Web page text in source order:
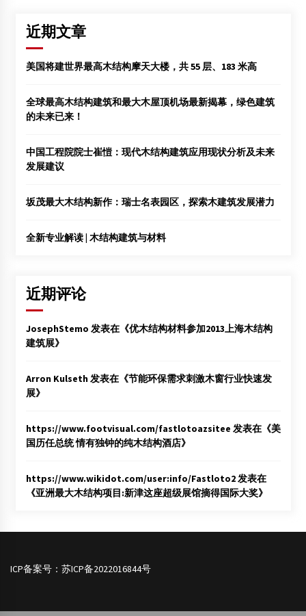
近期文章
美国将建世界最高木结构摩天大楼，共 55 层、183 米高
全球最高木结构建筑和最大木屋顶机场最新揭幕，绿色建筑
的未来已来！
中国工程院院士崔愷：现代木结构建筑应用现状分析及未来
发展建议
坂茂最大木结构新作：瑞士名表园区，探索木建筑发展潜力
全新专业解读 | 木结构建筑与材料
近期评论
JosephStemo 发表在《优木结构材料参加2013上海木结构
建筑展》
Arron Kulseth发表在《节能环保需求刺激木窗行业快速发
展》
https://www.footvisual.com/fastlotoazsitee 发表在《美
国历任总统 情有独钟的纯木结构酒店》
https://www.wikidot.com/user:info/Fastloto2发表在
《亚洲最大木结构项目:新津这座超级展馆摘得国际大奖》
ICP备案号： 苏ICP备2022016844号